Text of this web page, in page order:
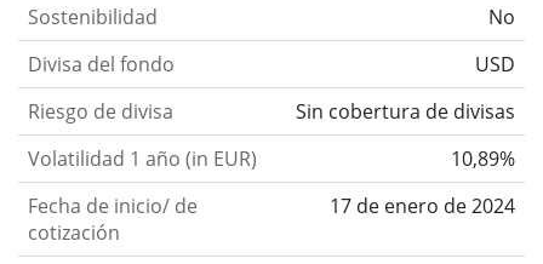
Sostenibilidad
No
Divisa del fondo
USD
Riesgo de divisa
Sin cobertura de divisas
Volatilidad 1 año (in EUR)
10,89%
Fecha de inicio/ de
cotización
17 de enero de 2024